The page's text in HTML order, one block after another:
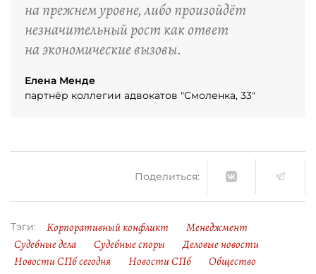
на прежнем уровне, либо произойдёт
незначительный рост как ответ
на экономические вызовы.
Елена Менде
партнёр коллегии адвокатов "Смоленка, 33"
Поделиться:
Тэги: Корпоративный конфликт
Менеджмент
Судебные дела
Судебные споры
Деловые новости
Новости СПб сегодня
Новости СПб Общество